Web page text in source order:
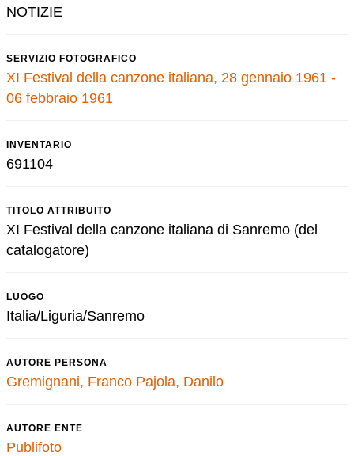
NOTIZIE
SERVIZIO FOTOGRAFICO
XI Festival della canzone italiana, 28 gennaio 1961 -
06 febbraio 1961
INVENTARIO
691104
TITOLO ATTRIBUITO
XI Festival della canzone italiana di Sanremo (del
catalogatore)
LUOGO
Italia/Liguria/Sanremo
AUTORE PERSONA
Gremignani, Franco Pajola, Danilo
AUTORE ENTE
Publifoto